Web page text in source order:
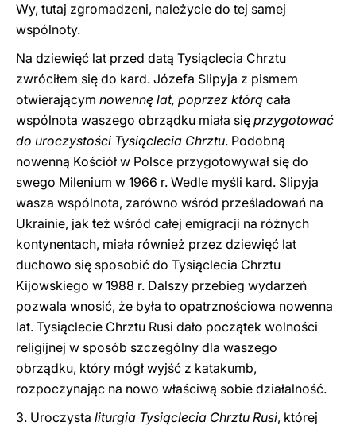
Wy, tutaj zgromadzeni, należycie do tej samej
wspólnoty.
Na dziewięć lat przed datą Tysiąclecia Chrztu
zwróciłem się do kard. Józefa Slipyja z pismem
otwierającym nowennę lat, poprzez którą cała
wspólnota waszego obrządku miała się przygotować
do uroczystości Tysiąclecia Chrztu. Podobną
nowenną Kościół w Polsce przygotowywał się do
swego Milenium w 1966 r. Wedle myśli kard. Slipyja
wasza wspólnota, zarówno wśród prześladowań na
Ukrainie, jak też wśród całej emigracji na różnych
kontynentach, miała również przez dziewięć lat
duchowo się sposobić do Tysiąclecia Chrztu
Kijowskiego w 1988 r. Dalszy przebieg wydarzeń
pozwala wnosić, że była to opatrznościowa nowenna
lat. Tysiąclecie Chrztu Rusi dało początek wolności
religijnej w sposób szczególny dla waszego
obrządku, który mógł wyjść z katakumb,
rozpoczynając na nowo właściwą sobie działalność.
3. Uroczysta liturgia Tysiąclecia Chrztu Rusi, której